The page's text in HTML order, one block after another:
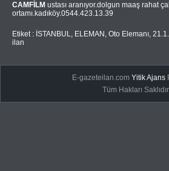
CAMFİLM ustası aranıyor.dolgun maaş rahat
ortamı.kadıköy.0544.423.13.39
Etiket : İSTANBUL, ELEMAN , Oto Elemanı,
ilan
E-gazeteilan.comYitik Ajans
Tüm Hakları